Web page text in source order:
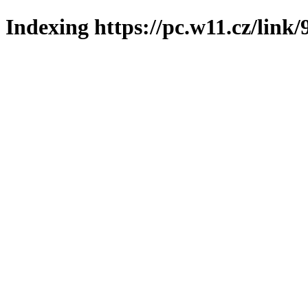
Indexing https://pc.w11.cz/link/